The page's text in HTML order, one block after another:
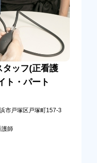
タッフ(正看護
ト・パート
市戸塚区戸塚町157-3
護師